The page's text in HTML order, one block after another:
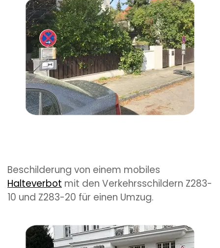
Beschilderung von einem mobiles
Halteverbot mit den Verkehrsschildern Z283-
10 und Z283-20 für einen Umzug.